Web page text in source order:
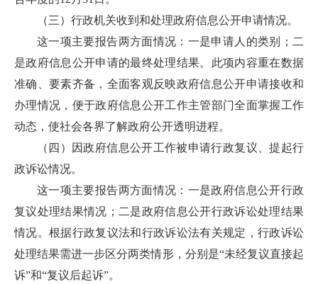
（三）行政机关收到和处理政府信息公开申请情况。
这一项主要报告两方面情况：一是申请人的类别；二
是政府信息公开申请的最终处理结果。此项内容重在数据
准确、要素齐备，全面客观反映政府信息公开申请接收和
办理情况，便于政府信息公开工作主管部门全面掌握工作
动态，使社会各界了解政府公开透明进程。
（四）因政府信息公开工作被申请行政复议、提起行
政诉讼情况。
这一项主要报告两方面情况：一是政府信息公开行政
复议处理结果情况；二是政府信息公开行政诉讼处理结果
情况。根据行政复议法和行政诉讼法有关规定，行政诉讼
处理结果需进一步区分两类情形，分别是“未经复议直接起
诉”和“复议后起诉”。